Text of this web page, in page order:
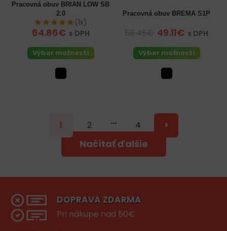
Pracovná obuv BRIAN LOW SB
2.0
(1x)
64.86€ s DPH
Výber možností
Pracovná obuv BREMA S1P
49.11€ s DPH
Výber možností
Načítať ďalšie
1 2 … 4 >
DOPRAVA ZDARMA
Pri nákupe nad 50€